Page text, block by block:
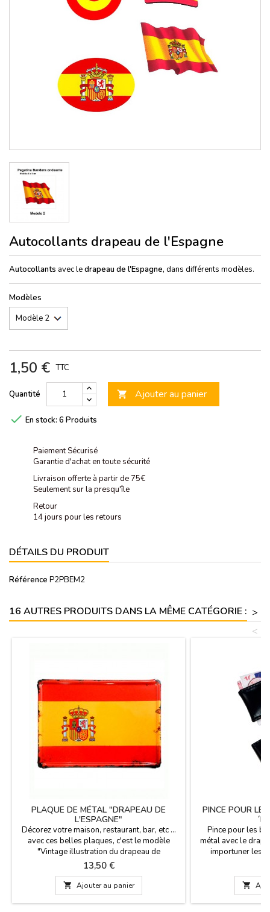
Autocollants drapeau de l'Espagne
Autocollants avec ledrapeau de l'Espagne, dans différents modèles.
Modèles
1,50 € TTC
Quantité  Ajouter au panier
 En stock: 6 Produits
Paiement Sécurisé
Garantie d'achat en toute sécurité
Livraison offerte à partir de 75€
Seulement sur la presqu'île
Retour
14 jours pour les retours
DÉTAILS DU PRODUIT
Référence P2PBEM2
16 AUTRES PRODUITS DANS LA MÊME CATÉGORIE : >
<
PLAQUE DE MÉTAL "DRAPEAU DE
L'ESPAGNE"
Décorez votre maison, restaurant, bar, etc ...
avec ces belles plaques, c'est le modèle
"Vintage illustration du drapeau de
l'Espagne". Les plaques vintage sont en
aluminium de 0,8 mm d'épaisseur et sont très
résistantes à la déformation et présentent un
biseau en relief autour de tout son contour et
quatre perforations. Pour accrocher au mur.
Prix
13,50 €
 Ajouter au panier
PINCE POUR
Pince pour les
métal avec le
importuner les
d'amener les
clip en métal
monnaie. Un
qui n'aime pas
